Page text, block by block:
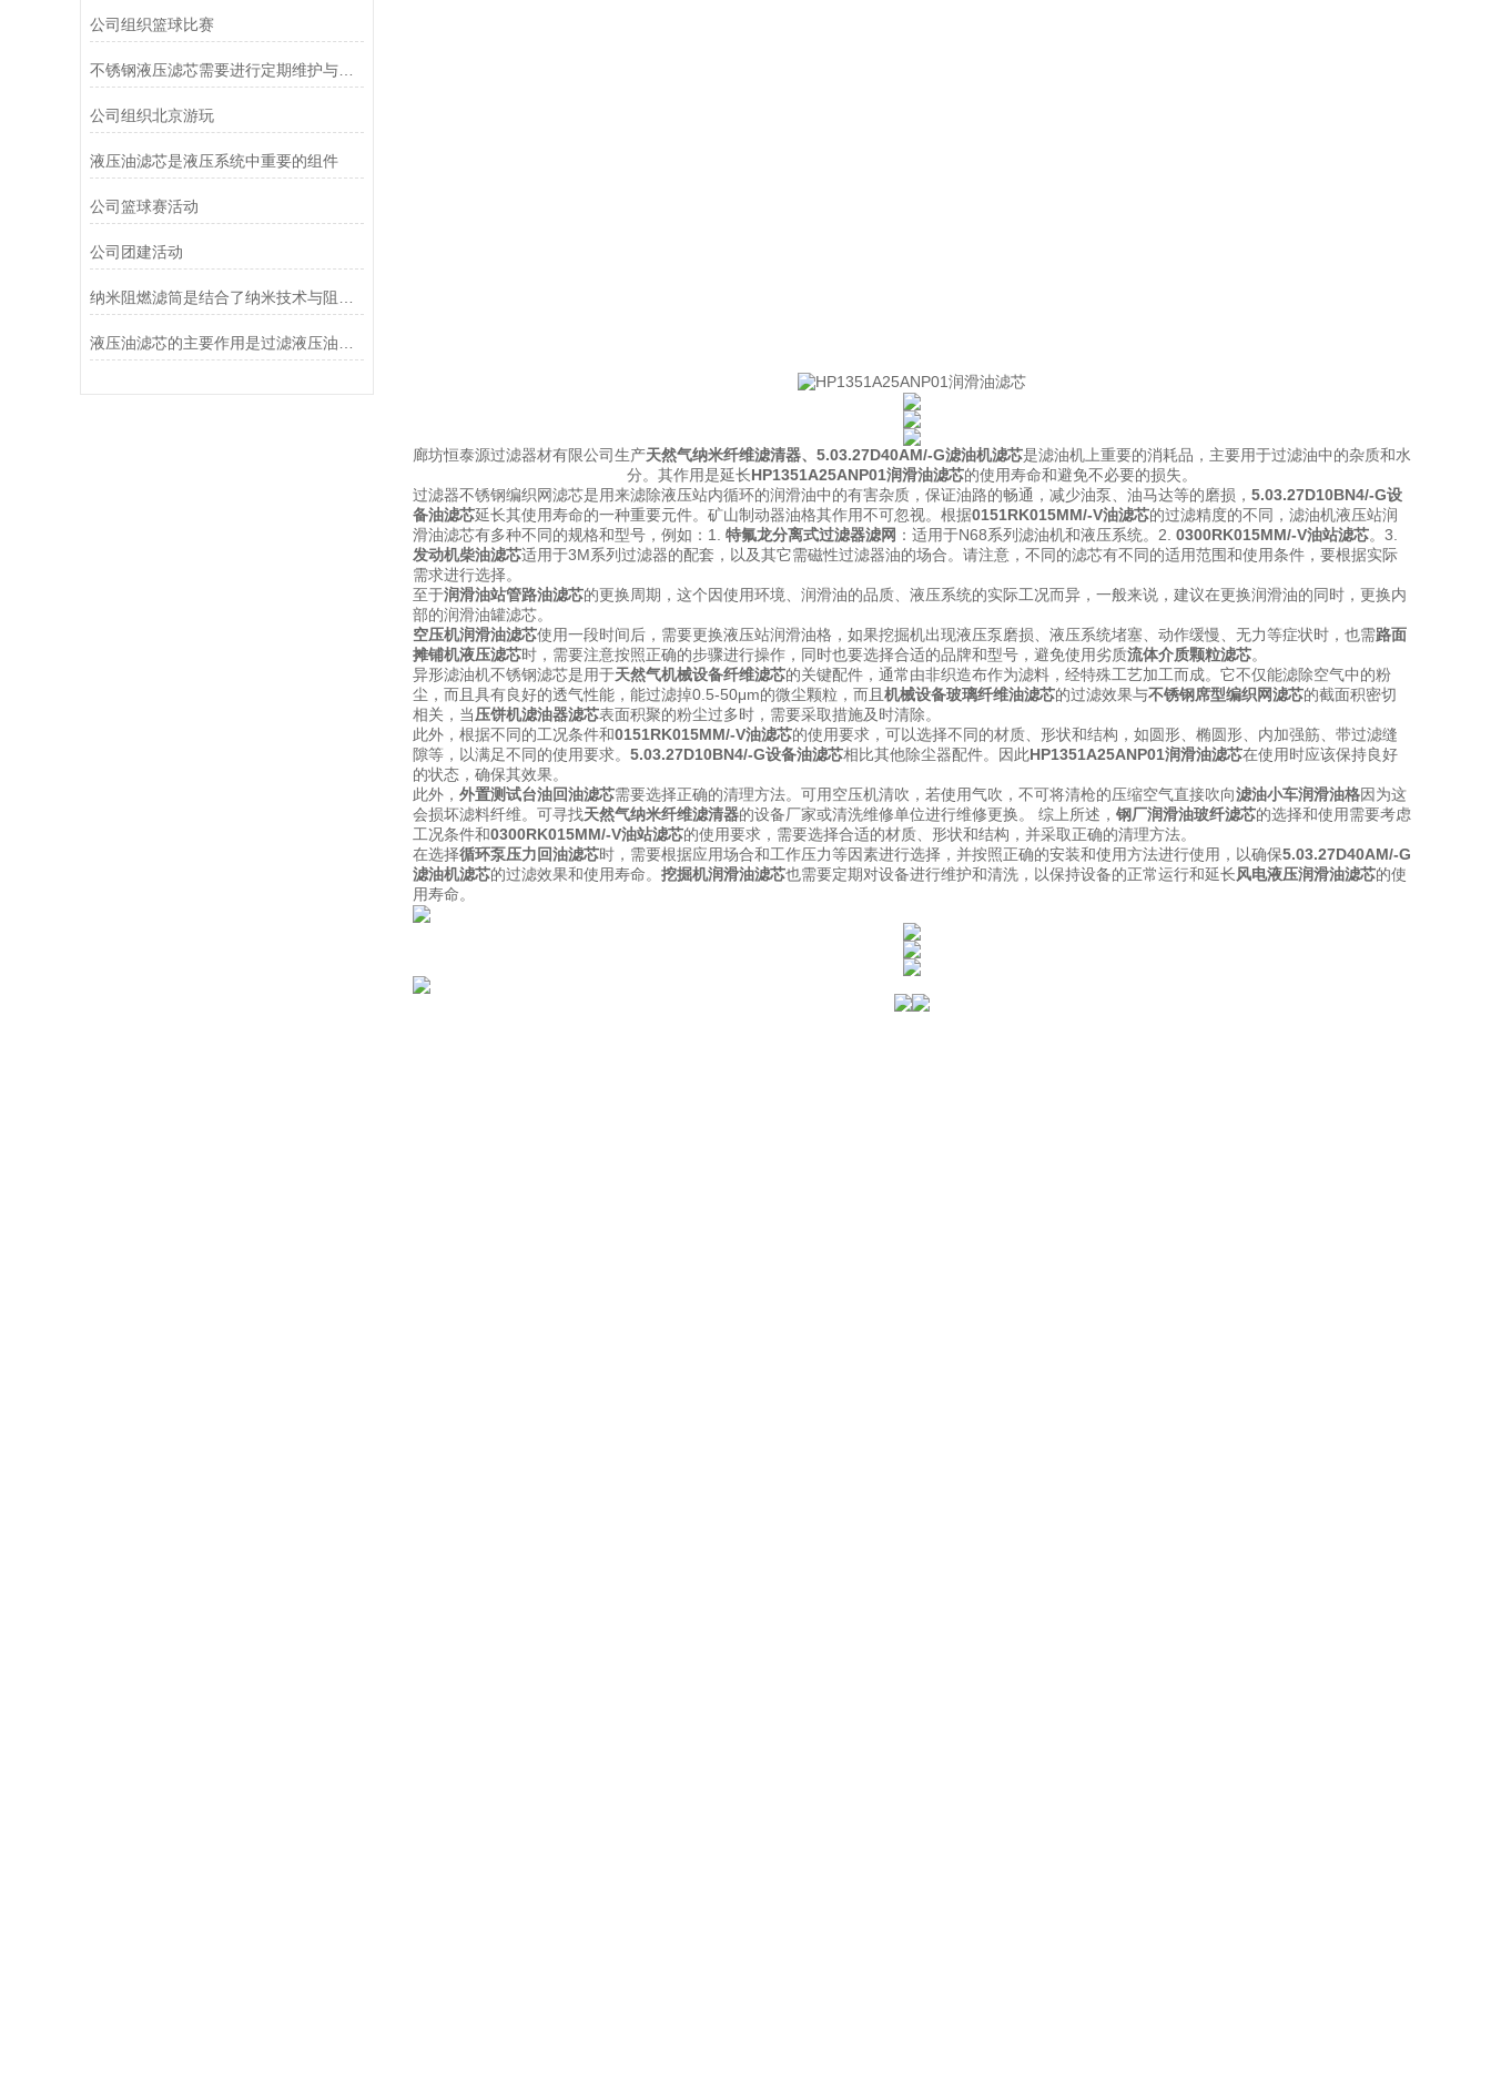
公司组织篮球比赛
不锈钢液压滤芯需要进行定期维护与清洁
公司组织北京游玩
液压油滤芯是液压系统中重要的组件
公司篮球赛活动
公司团建活动
廊坊恒泰源过滤器材有限公司生产天然气纳米纤维滤清器、 5.03.27D40AM/-G滤油机滤芯是滤油机上重要的消耗品，主要用于过滤油中的杂质和水
分。其作用是延长HP1351A25ANP01润滑油滤芯的使用寿命和避免不必要的损失。
过滤器不锈钢编织网滤芯是用来滤除液压站内循环的润滑油中的有害杂质，保证油路的畅通，减少油泵 、油马达等的磨损， 5.03.27D10BN4/-G设
备油滤芯延长其使用寿命的一种重要元件。 矿山制动器油格其作用不可忽视。 根据0151RK015MM/-V油滤芯的过滤精度的不同，滤油机液压站润
滑油滤芯有多种不同的规格和型号，例如： 1. 特氟龙分离式过滤器滤网 ：适用于N68系列滤油机和液压系统。 2. 0300RK015MM/-V油站滤芯。 3.
发动机柴油滤芯适用于3M系列过滤器的配套，以及其它需磁性过滤器油的场合。 请注意，不同的滤芯有不同的适用范围和使用条件，要根据实际
需求进行选择。
至于润滑油站管路油滤芯的更换周期，这个因使用环境、润滑油的品质、液压系统的实际工况而异 ，一般来说，建议在更换润滑油的同时，更换内
部的润滑油罐滤芯。
空压机润滑油滤芯使用一段时间后，需要更换液压站润滑油格，如果挖掘机出现液压泵磨损、液压系统堵塞、动作缓慢、无力等症状时，也需路面
摊铺机液压滤芯时，需要注意按照正确的步骤进行操作，同时也要选择合适的品牌和型号，避免使用劣质流体介质颗粒滤芯。
异形滤油机不锈钢滤芯是用于天然气机械设备纤维滤芯的关键配件，通常由非织造布作为滤料，经特殊工艺加工而成。它不仅能滤除空气中的粉
尘，而且具有良好的透气性能，能过滤掉0.5-50μm的微尘颗粒，而且 机械设备玻璃纤维油滤芯的过滤效果与不锈钢席型编织网滤芯的截面积密切
相关，当压饼机滤油器滤芯表面积聚的粉尘过多时，需要采取措施及时清除。
此外，根据不同的工况条件和0151RK015MM/-V油滤芯的使用要求，可以选择不同的材质、形状和结构，如圆形、椭圆形、内加强筋、带过滤缝
隙等，以满足不同的使用要求。 5.03.27D10BN4/-G设备油滤芯相比其他除尘器配件。因此HP1351A25ANP01润滑油滤芯在使用时应该保持良好
的状态，确保其效果。
此外， 外置测试台油回油滤芯需要选择正确的清理方法。可用空压机清吹，若使用气吹，不可将清枪的压缩空气直接吹向滤油小车润滑油格因为这
会损坏滤料纤维。可寻找天然气纳米纤维滤清器的设备厂家或清洗维修单位进行维修更换。 综上所述， 钢厂润滑油玻纤滤芯的选择和使用需要考虑
工况条件和0300RK015MM/-V油站滤芯的使用要求，需要选择合适的材质、形状和结构，并采取正确的清理方法。
在选择循环泵压力回油滤芯时，需要根据应用场合和工作压力等因素进行选择，并按照正确的安装和使用方法进行使用，以确保5.03.27D40AM/-G
滤油机滤芯的过滤效果和使用寿命。 挖掘机润滑油滤芯也需要定期对设备进行维护和清洗，以保持设备的正常运行和延长风电液压润滑油滤芯的使
用寿命。